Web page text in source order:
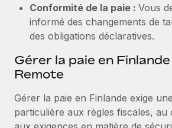
Conformité de la paie : Vous
informé des changements de
des obligations déclaratives.
Gérer la paie en
Remote
Gérer la paie en Finlande exige
particulière aux règles fiscales, au